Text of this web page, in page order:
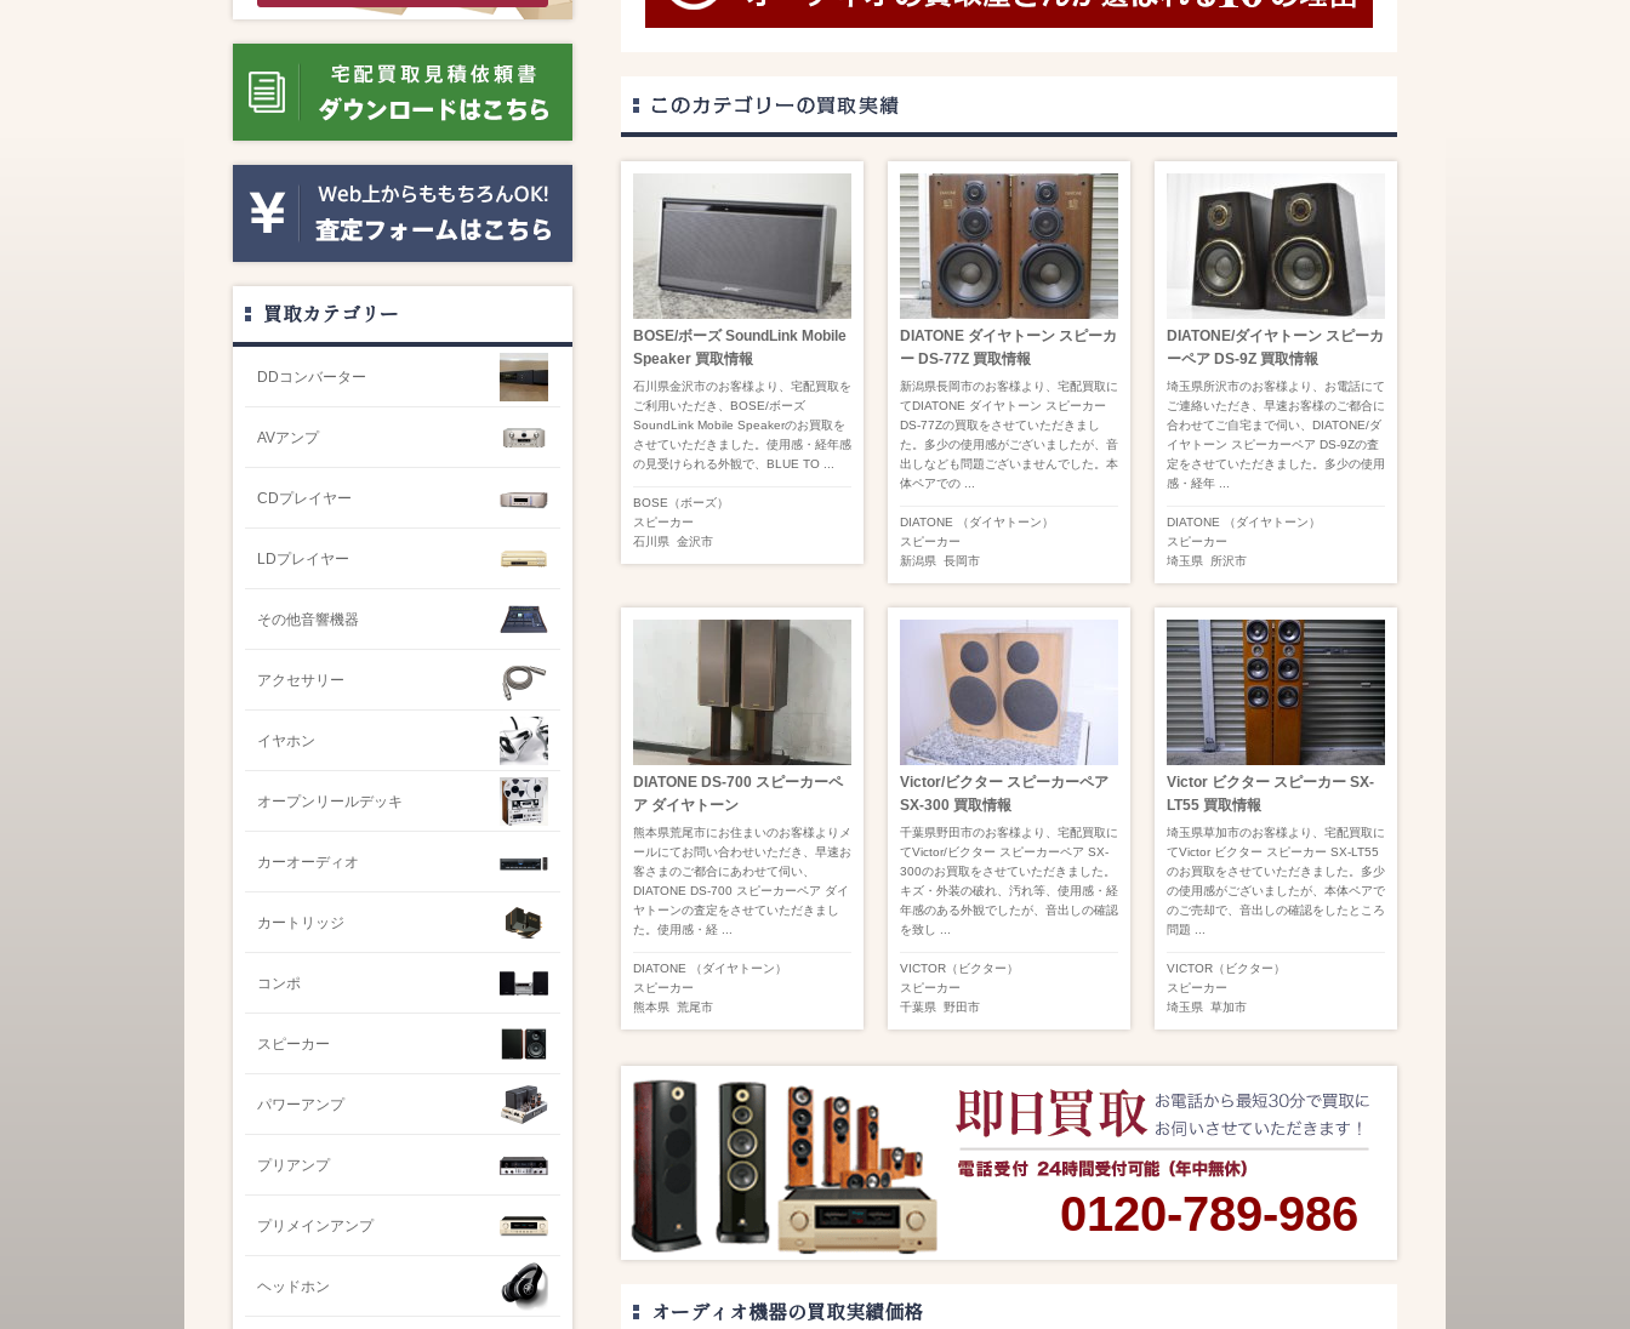
BOSE/ボーズ SoundLink Mobile
Speaker 買取情報
石川県金沢市のお客様より、宅配買取を
ご利用いただき、BOSE/ボーズ
SoundLink Mobile Speakerのお買取を
させていただきました。使用感・経年感
の見受けられる外観で、BLUE TO ...
BOSE（ボーズ）
スピーカー
石川県 金沢市
DIATONE ダイヤトーン スピーカ
ー DS-77Z 買取情報
新潟県長岡市のお客様より、宅配買取に
てDIATONE ダイヤトーン スピーカー
DS-77Zの買取をさせていただきまし
た。多少の使用感がございましたが、音
出しなども問題ございませんでした。本
体ペアでの ...
DIATONE （ダイヤトーン）
スピーカー
新潟県 長岡市
DIATONE/ダイヤトーン スピーカ
ーペア DS-9Z 買取情報
埼玉県所沢市のお客様より、お電話にて
ご連絡いただき、早速お客様のご都合に
合わせてご自宅まで伺い、DIATONE/ダ
イヤトーン スピーカーペア DS-9Zの査
定をさせていただきました。多少の使用
感・経年 ...
DIATONE （ダイヤトーン）
スピーカー
埼玉県
所沢市
DIATONE DS-700 スピーカーペ
ア ダイヤトーン
熊本県荒尾市にお住まいのお客様よりメ
ールにてお問い合わせいただき、早速お
客さまのご都合にあわせて伺い、
DIATONE DS-700 スピーカーペア ダイ
ヤトーンの査定をさせていただきまし
た。使用感・経 ...
DIATONE （ダイヤトーン）
スピーカー
熊本県 荒尾市
Victor/ビクター スピーカーペア
SX-300 買取情報
千葉県野田市のお客様より、宅配買取に
てVictor/ビクター スピーカーペア SX-
300のお買取をさせていただきました。
キズ・外装の破れ、汚れ等、使用感・経
年感のある外観でしたが、音出しの確認
を致し ...
VICTOR（ビクター）
スピーカー
千葉県 野田市
Victor ビクター スピーカー SX-
LT55 買取情報
埼玉県草加市のお客様より、宅配買取に
てVictor ビクター スピーカー SX-LT55
のお買取をさせていただきました。多少
の使用感がございましたが、本体ペアで
のご売却で、音出しの確認をしたところ
問題 ...
VICTOR（ビクター）
スピーカー
埼玉県 草加市
0120-789-986
オーディオ機器の買取実績価格
買取カテゴリー
DDコンバーター
AVアンプ
CDプレイヤー
LDプレイヤー
その他音響機器
アクセサリー
イヤホン
オープンリールデッキ
カーオーディオ
カートリッジ
コンポ
スピーカー
パワーアンプ
プリアンプ
プリメインアンプ
ヘッドホン